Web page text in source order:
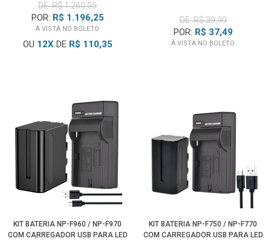
DE: R$ 1.260,05
POR: R$ 1.196,25
À VISTA NO BOLETO
OU 12XDE R$ 110,35
DE: R$ 39,99
POR: R$ 37,49
À VISTA NO BOLETO
KIT BATERIA NP-F960 / NP-F970
COM CARREGADOR USB PARA LED
KIT BATERIA NP-F750 / NP-F770
COM CARREGADOR USB PARA LED